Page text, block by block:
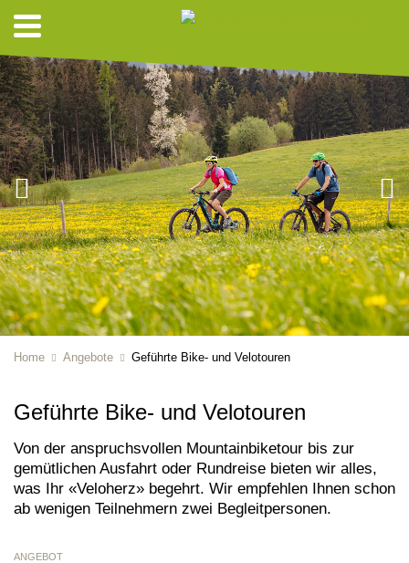
Home Angebote Geführte Bike- und Velotouren
Geführte Bike- und Velotouren
Von der anspruchsvollen Mountainbiketour bis zur
gemütlichen Ausfahrt oder Rundreise bieten wir alles,
was Ihr «Veloherz» begehrt. Wir empfehlen Ihnen schon
ab wenigen Teilnehmern zwei Begleitpersonen.
ANGEBOT